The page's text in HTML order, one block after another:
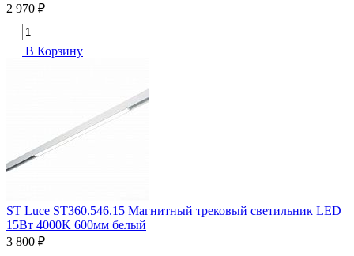
2 970 ₽
В Корзину
ST Luce ST360.546.15 Магнитный трековый светильник LED
15Вт 4000K 600мм белый
3 800 ₽